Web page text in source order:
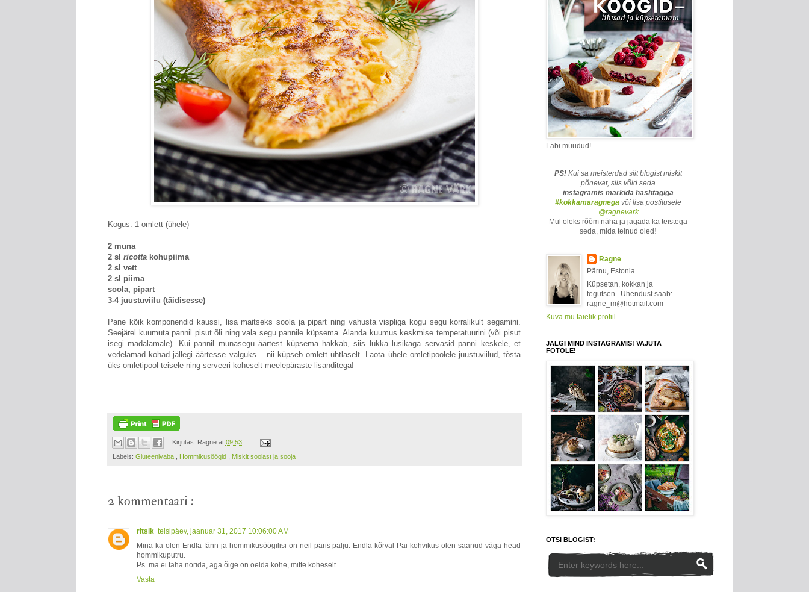
Kogus: 1 omlett (ühele)
2 muna
2 sl ricotta kohupiima
2 sl vett
2 sl piima
soola, pipart
3-4 juustuviilu (täidisesse)
Pane kõik komponendid kaussi, lisa maitseks soola ja pipart ning vahusta vispliga kogu segu korralikult segamini.
Seejärel kuumuta pannil pisut õli ning vala segu pannile küpsema. Alanda kuumus keskmise temperatuurini (või pisut
isegi madalamale). Kui pannil munasegu äärtest küpsema hakkab, siis lükka lusikaga servasid panni keskele, et
vedelamad kohad jällegi äärtesse valguks – nii küpseb omlett ühtlaselt. Laota ühele omletipoolele juustuviilud, tõsta
üks omletipool teisele ning serveeri koheselt meelepäraste lisanditega!
Kirjutas: Ragne at 09:53
Labels: Gluteenivaba , Hommikusöögid , Miskit soolast ja sooja
2 kommentaari :
ritsik teisipäev, jaanuar 31, 2017 10:06:00 AM
Mina ka olen Endla fänn ja hommikusöögilisi on neil päris palju. Endla kõrval Pai kohvikus olen saanud väga head
hommikuputru.
Ps. ma ei taha norida, aga õige on öelda kohe, mitte koheselt.
Vasta
Läbi müüdud!
PS! Kui sa meisterdad siit blogist miskit
põnevat, siis võid seda
instagramis märkida hashtagiga
#kokkamaragnega või lisa postitusele
@ragnevark
Mul oleks rõõm näha ja jagada ka teistega
seda, mida teinud oled !
Ragne
Pärnu, Estonia
Küpsetan, kokkan ja
tegutsen...Ühendust saab:
ragne_m@hotmail.com
Kuva mu täielik profiil
JÄLGI MIND INSTAGRAMIS! VAJUTA
FOTOLE!
OTSI BLOGIST: